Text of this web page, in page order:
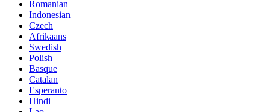
Romanian
Indonesian
Czech
Afrikaans
Swedish
Polish
Basque
Catalan
Esperanto
Hindi